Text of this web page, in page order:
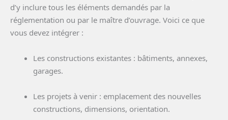
d’y inclure tous les éléments demandés par la
réglementation ou par le maître d’ouvrage. Voici ce que
vous devez intégrer :
Les constructions existantes : bâtiments, annexes,
garages.
Les projets à venir : emplacement des nouvelles
constructions, dimensions, orientation.